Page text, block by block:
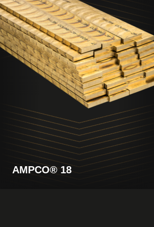
produto
AMPCO® 18